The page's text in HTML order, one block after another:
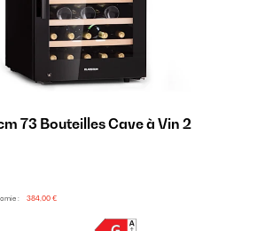
73 Bouteilles Cave à Vin 2
: 384,00 €